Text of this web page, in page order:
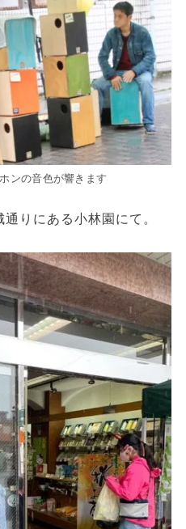
ンの音色が響きます
りにある小林園にて。